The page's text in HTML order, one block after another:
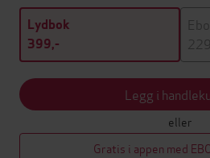
Lydbok
399,-
Legg i
eller
Gratis i appen med